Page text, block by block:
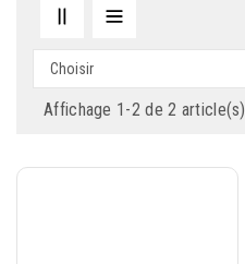
Choisir
Affichage 1-2 de 2 article(s)